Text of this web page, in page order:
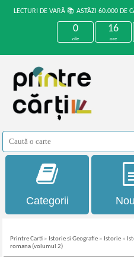
LECTURI DE VARĂ 📚 ASTĂZI 60.000 DE
0
zile
16
ore
Categorii
Printre Carti » Istorie si Geografie » Istorie »
romana (volumul 2)